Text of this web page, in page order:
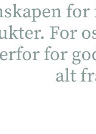
For
for
alt